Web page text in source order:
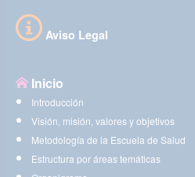
Aviso Legal
Inicio
Introducción
Visión, misión, valores y objetivos
Metodología de la Escuela de Salud
Estructura por áreas temáticas